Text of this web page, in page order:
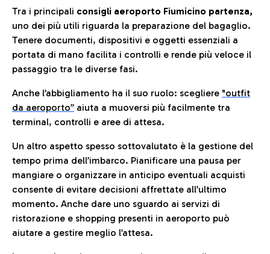
Tra i principali consigli aeroporto Fiumicino partenza,
uno dei più utili riguarda la preparazione del bagaglio.
Tenere documenti, dispositivi e oggetti essenziali a
portata di mano facilita i controlli e rende più veloce il
passaggio tra le diverse fasi.
Anche l’abbigliamento ha il suo ruolo: scegliere "outfit
da aeroporto” aiuta a muoversi più facilmente tra
terminal, controlli e aree di attesa.
Un altro aspetto spesso sottovalutato è la gestione del
tempo prima dell’imbarco. Pianificare una pausa per
mangiare o organizzare in anticipo eventuali acquisti
consente di evitare decisioni affrettate all’ultimo
momento. Anche dare uno sguardo ai servizi di
ristorazione e shopping presenti in aeroporto può
aiutare a gestire meglio l’attesa.